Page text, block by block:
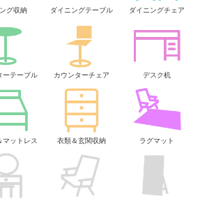
グ収納 ダイニングテーブル ダイニングチェア
ーテーブル カウンターチェア デスク机
マットレス 衣類＆玄関収納 ラグマット